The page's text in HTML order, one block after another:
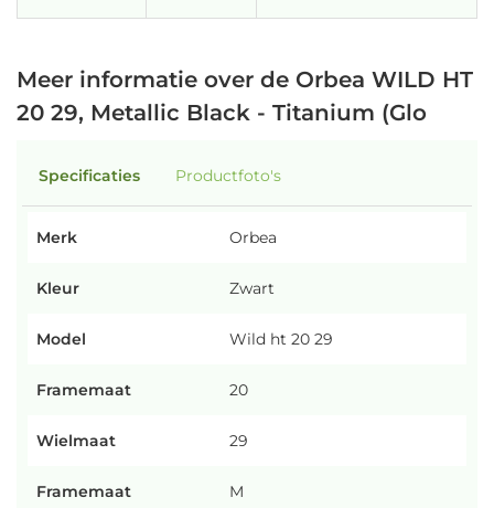
Meer informatie over de Orbea WILD HT
20 29, Metallic Black - Titanium (Glo
Specificaties Productfoto's
Merk Orbea
Kleur Zwart
Model Wild ht 20 29
Framemaat 20
Wielmaat 29
Framemaat
M